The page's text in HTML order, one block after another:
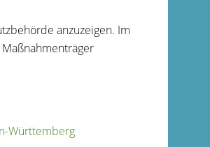
anzuzeigen. Im
Württemberg